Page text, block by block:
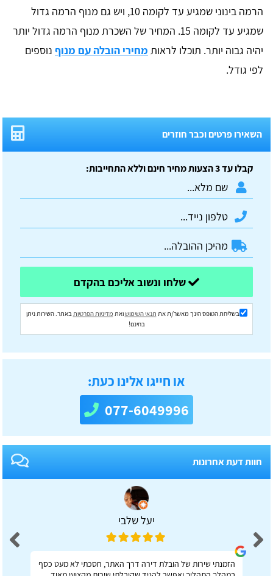
הרמה בינוני שמגיע עד לקומה 10, ויש גם מנוף הרמה גדול
שמגיע עד לקומה 15. המחיר של השכרת מנוף הרמה גדול יותר
יהיה גבוה יותר. תוכלו לראות מחירי הובלה עם מנוף נוספים
לפי גודל.
השאירו פרטים וכבר חוזרים
קבלו עד 3 הצעות מחיר חינם וללא התחייבות:
בשליחת הטופס הינך מאשר/ת את תנאי השימושואת מדיניות הפרטיותבאתר. השירות ניתן
בחינם!
או חייגו אלינו כעת:
077-6049996
חוות דעת אחרונות
יעל שלבי
הזמנתי שירות של הובלת דירה דרך האתר, חסכתי לא מעט כסף